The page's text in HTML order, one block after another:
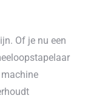
Of je nu een